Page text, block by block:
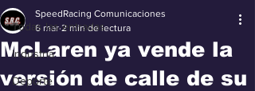
Todas las entradas
Industria
Deporte
McLaren ya vende la
versión de calle de su
SpeedRacing Comunicaciones
6 mar 2 min de lectura